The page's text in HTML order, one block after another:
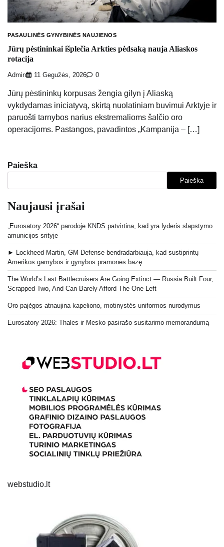
PASAULINĖS GYNYBINĖS NAUJIENOS
Jūrų pėstininkai išplečia Arkties pėdsaką nauja Aliaskos
rotacija
Admin 11 Gegužės, 2026 0
Jūrų pėstininkų korpusas žengia gilyn į Aliaską
vykdydamas iniciatyvą, skirtą nuolatiniam buvimui Arktyje ir
paruošti tarnybos narius ekstremalioms šalčio oro
operacijoms. Pastangos, pavadintos „Kampanija – […]
Paieška
Paieška
Naujausi įrašai
„Eurosatory 2026“ parodoje KNDS patvirtina, kad yra lyderis slapstymo
amunicijos srityje
► Lockheed Martin, GM Defense bendradarbiauja, kad sustiprintų
Amerikos gamybos ir gynybos pramonės bazę
The World’s Last Battlecruisers Are Going Extinct — Russia Built Four,
Scrapped Two, And Can Barely Afford The One Left
Oro pajėgos atnaujina kapeliono, motinystės uniformos nurodymus
Eurosatory 2026: Thales ir Mesko pasirašo susitarimo memorandumą
webstudio.lt